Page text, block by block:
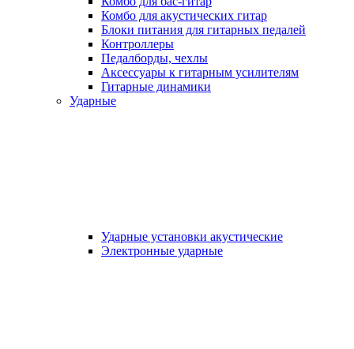
Комбо для акустических гитар
Блоки питания для гитарных педалей
Контроллеры
Педалборды, чехлы
Аксеcсуары к гитарным усилителям
Гитарные динамики
Ударные
Ударные установки акустические
Электронные ударные